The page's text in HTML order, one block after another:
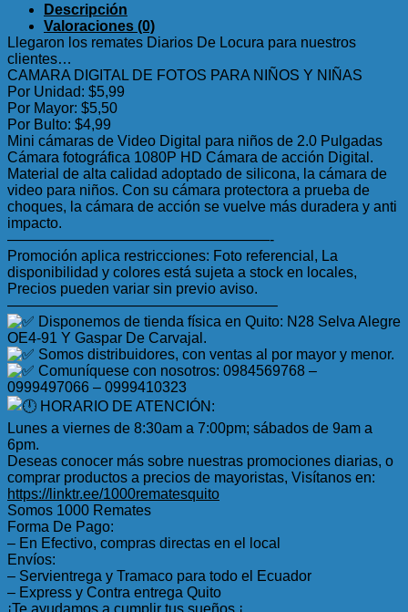
Descripción
Valoraciones (0)
Llegaron los remates Diarios De Locura para nuestros
clientes…
CAMARA DIGITAL DE FOTOS PARA NIÑOS Y NIÑAS
Por Unidad: $5,99
Por Mayor: $5,50
Por Bulto: $4,99
Mini cámaras de Video Digital para niños de 2.0 Pulgadas
Cámara fotográfica 1080P HD Cámara de acción Digital.
Material de alta calidad adoptado de silicona, la cámara de
video para niños. Con su cámara protectora a prueba de
choques, la cámara de acción se vuelve más duradera y anti
impacto.
——————————————————-
Promoción aplica restricciones: Foto referencial, La
disponibilidad y colores está sujeta a stock en locales,
Precios pueden variar sin previo aviso.
——————————————————–
Disponemos de tienda física en Quito: N28 Selva Alegre
OE4-91 Y Gaspar De Carvajal.
Somos distribuidores, con ventas al por mayor y menor.
Comuníquese con nosotros: 0984569768 –
0999497066 – 0999410323
HORARIO DE ATENCIÓN:
Lunes a viernes de 8:30am a 7:00pm; sábados de 9am a
6pm.
Deseas conocer más sobre nuestras promociones diarias, o
comprar productos a precios de mayoristas, Visítanos en:
https://linktr.ee/1000rematesquito
Somos 1000 Remates
Forma De Pago:
– En Efectivo, compras directas en el local
Envíos:
– Servientrega y Tramaco para todo el Ecuador
– Express y Contra entrega Quito
¡Te ayudamos a cumplir tus sueños ¡